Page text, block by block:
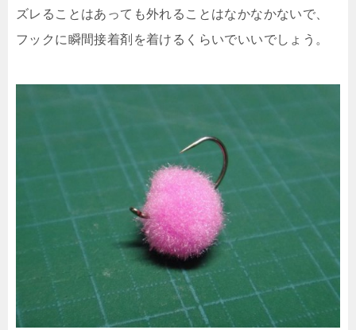
ズレることはあっても外れることはなかなかないで、
フックに瞬間接着剤を着けるくらいでいいでしょう。